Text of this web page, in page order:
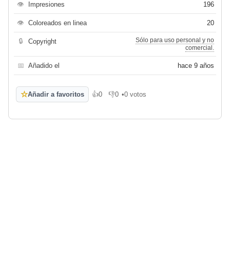
👁 Impresiones 196
👁 Coloreados en linea 20
🔒 Copyright
Sólo para uso personal y no
comercial.
📅 Añadido el hace 9 años
☆Añadir a favoritos 👍0
Me gusta
👎0
No me gusta
•0 votos